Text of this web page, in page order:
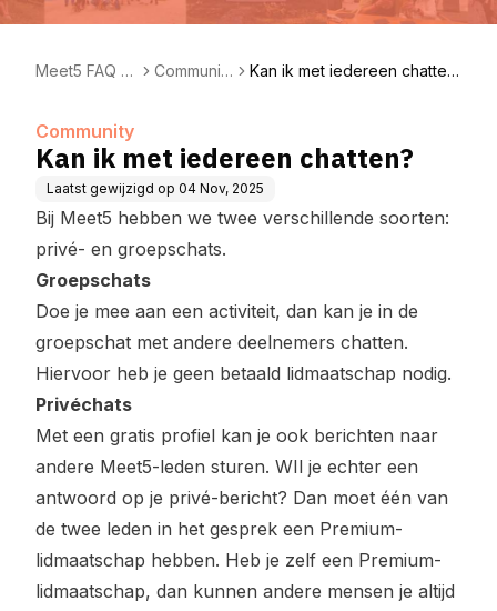
Meet5 FAQ N
Communit
Kan ik met iedereen chatte
Community
Kan ik met iedereen chatten?
Laatst gewijzigd op 04 Nov, 2025
Bij Meet5 hebben we twee verschillende soorten:
privé- en groepschats.
Groepschats
Doe je mee aan een activiteit, dan kan je in de
groepschat met andere deelnemers chatten.
Hiervoor heb je geen betaald lidmaatschap nodig.
Privéchats
Met een gratis profiel kan je ook berichten naar
andere Meet5-leden sturen. WIl je echter een
antwoord op je privé-bericht? Dan moet één van
de twee leden in het gesprek een Premium-
lidmaatschap hebben. Heb je zelf een Premium-
lidmaatschap, dan kunnen andere mensen je altijd